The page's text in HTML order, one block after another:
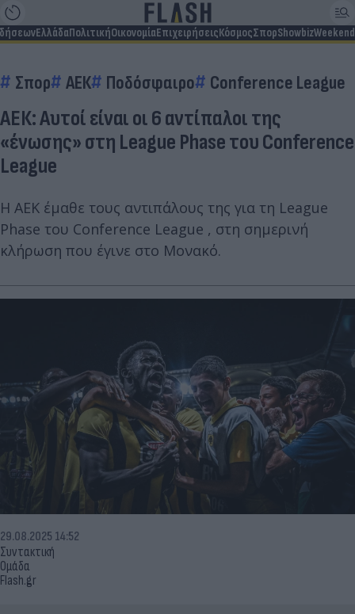
ΕλλάδαΠολιτικήΟικονομίαΕπιχειρήσειςΚόσμοςΣπορShowbizWeekend
Σπορ ΑΕΚ Ποδόσφαιρο Conference League
ΑΕΚ: Αυτοί είναι οι 6 αντίπαλοι της
«ένωσης» στη League Phase του Conference
League
Η ΑΕΚ έμαθε τους αντιπάλους της για τη League
Phase του Conference League , στη σημερινή
κλήρωση που έγινε στο Μονακό.
Συντακτική
Ομάδα
Flash.gr
29.08.2025 14:52